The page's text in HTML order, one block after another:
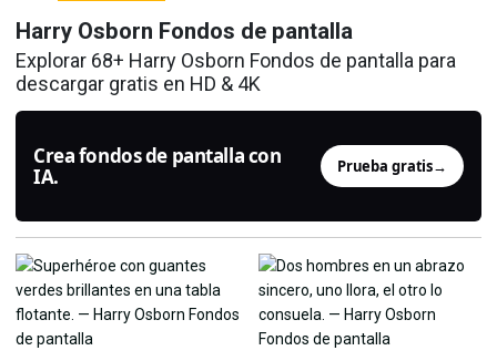
Harry Osborn Fondos de pantalla
Explorar 68+ Harry Osborn Fondos de pantalla para
descargar gratis en HD & 4K
Crea fondos de pantalla con
IA.
Prueba gratis→